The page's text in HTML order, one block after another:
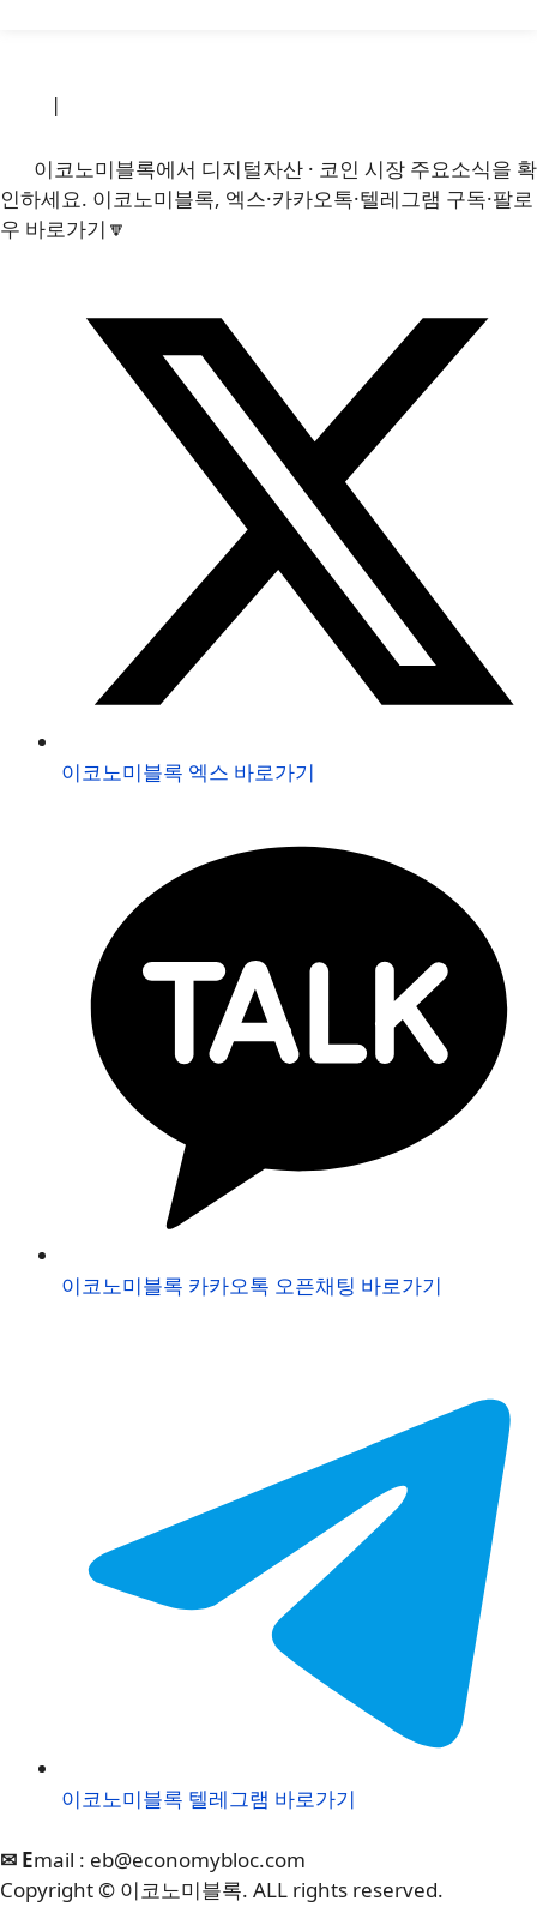
|
이코노미블록에서 디지털자산 · 코인 시장 주요소식을 확
인하세요. 이코노미블록, 엑스·카카오톡·텔레그램 구독·팔로
우 바로가기🔽
이코노미블록 엑스 바로가기
이코노미블록 카카오톡 오픈채팅 바로가기
이코노미블록 텔레그램 바로가기
✉ Email : eb@economybloc.com
Copyright © 이코노미블록. ALL rights reserved.